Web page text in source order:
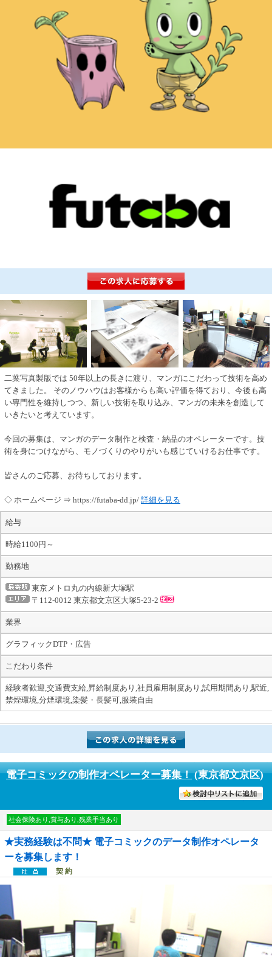
二葉写真製版では 50年以上の長きに渡り、マンガにこだわって技術を高め
てきました。 そのノウハウはお客様からも高い評価を得ており、今後も高
い専門性を維持しつつ、新しい技術を取り込み、マンガの未来を創造して
いきたいと考えています。
今回の募集は、マンガのデータ制作と検査・納品のオペレーターです。技
術を身につけながら、モノづくりのやりがいも感じていけるお仕事です。
皆さんのご応募、お待ちしております。
◇ ホームページ ⇒ https://futaba-dd.jp/ 詳細を見る
給与
時給1100円～
勤務地
東京メトロ丸の内線新大塚駅
〒112-0012 東京都文京区大塚5-23-2
業界
グラフィックDTP・広告
こだわり条件
経験者歓迎,交通費支給,昇給制度あり,社員雇用制度あり,試用期間あり,駅近,
禁煙環境,分煙環境,染髪・長髪可,服装自由
電子コミックの制作オペレーター募集！(東京都文京区)
討中リストに入れる
社会保険あり,賞与あり,残業手当あり
★実務経験は不問★ 電子コミックのデータ制作オペレータ
ーを募集します！
契 約